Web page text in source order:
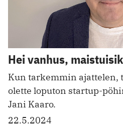
Hei vanhus,
Kun tarkemmin ajattelen,
olette loputon startup-
Jani Kaaro.
22.5.2024